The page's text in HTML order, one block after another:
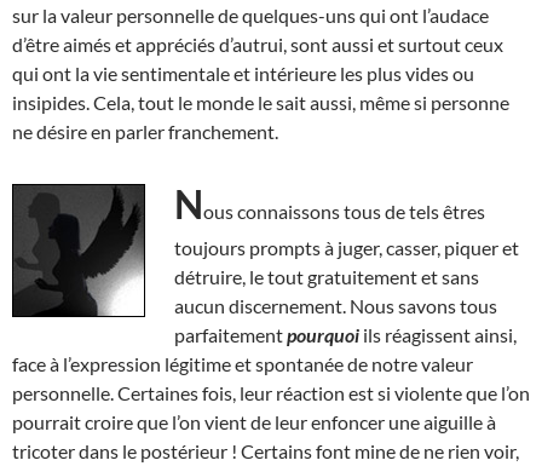
sur la valeur personnelle de quelques-uns qui ont l’audace
d’être aimés et appréciés d’autrui, sont aussi et surtout ceux
qui ont la vie sentimentale et intérieure les plus vides ou
insipides. Cela, tout le monde le sait aussi, même si personne
ne désire en parler franchement.
Nous connaissons tous de tels êtres
toujours prompts à juger, casser, piquer et
détruire, le tout gratuitement et sans
aucun discernement. Nous savons tous
parfaitementpourquoi ils réagissent ainsi,
face à l’expression légitime et spontanée de notre valeur
personnelle. Certaines fois, leur réaction est si violente que l’on
pourrait croire que l’on vient de leur enfoncer une aiguille à
tricoter dans le postérieur ! Certains font mine de ne rien voir,